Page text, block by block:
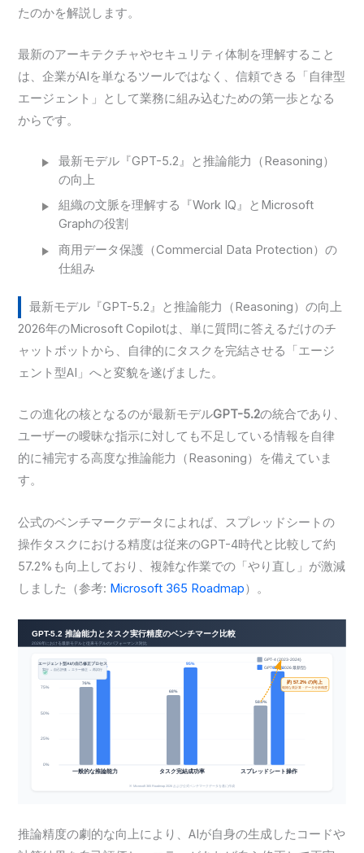
たのかを解説します。
最新のアーキテクチャやセキュリティ体制を理解すること
は、企業がAIを単なるツールではなく、信頼できる「自律型
エージェント」として業務に組み込むための第一歩となる
からです。
最新モデル『GPT-5.2』と推論能力（Reasoning）
の向上
組織の文脈を理解する『Work IQ』とMicrosoft
Graphの役割
商用データ保護（Commercial Data Protection）の
仕組み
最新モデル『GPT-5.2』と推論能力（Reasoning）の向上
2026年のMicrosoft Copilotは、単に質問に答えるだけのチ
ャットボットから、自律的にタスクを完結させる「エージ
ェント型AI」へと変貌を遂げました。
この進化の核となるのが最新モデルGPT-5.2の統合であり、
ユーザーの曖昧な指示に対しても不足している情報を自律
的に補完する高度な推論能力（Reasoning）を備えていま
す。
公式のベンチマークデータによれば、スプレッドシートの
操作タスクにおける精度は従来のGPT-4時代と比較して約
57.2%も向上しており、複雑な作業での「やり直し」が激減
しました（参考: Microsoft 365 Roadmap）。
推論精度の劇的な向上により、AIが自身の生成したコードや